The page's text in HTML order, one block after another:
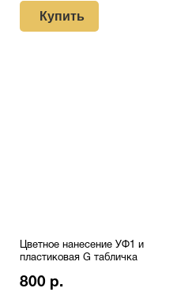
Купить
Цветное нанесение УФ1 и
пластиковая G табличка
800 р.